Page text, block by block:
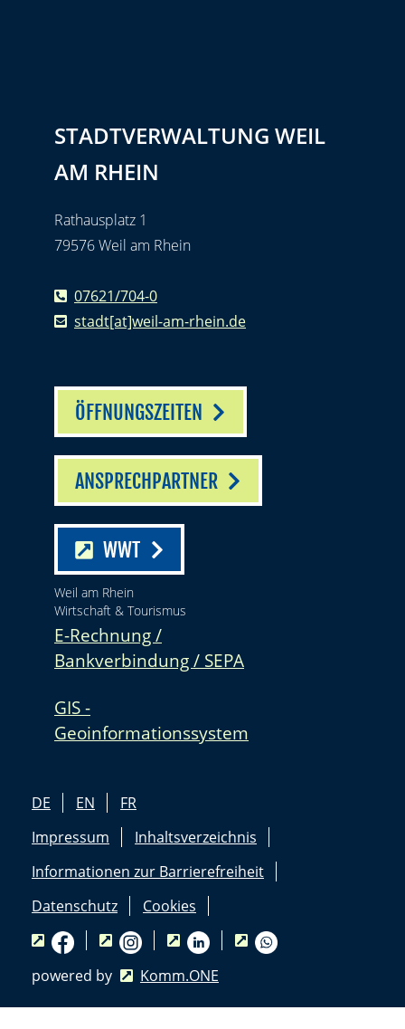
STADTVERWALTUNG WEIL
AM RHEIN
Rathausplatz 1
79576 Weil am Rhein
07621/704-0
stadt[at]weil-am-rhein.de
ÖFFNUNGSZEITEN
ANSPRECHPARTNER
WWT
Weil am Rhein
Wirtschaft & Tourismus
E-Rechnung /
Bankverbindung / SEPA
GIS -
Geoinformationssystem
DE EN
FR
Impressum
Inhaltsverzeichnis
Informationen zur Barrierefreiheit
Datenschutz
Cookies
powered by Komm.ONE